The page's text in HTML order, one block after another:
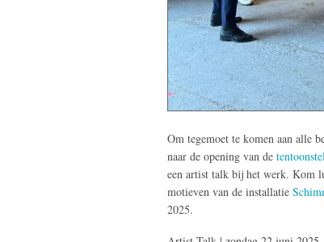
Om tegemoet te komen aan alle
naar de opening van de
een artist talk bij het werk. Kom
motieven van de installatie
2025.